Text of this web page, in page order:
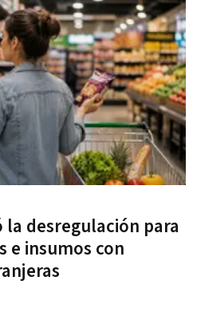
la desregulación para
insumos con